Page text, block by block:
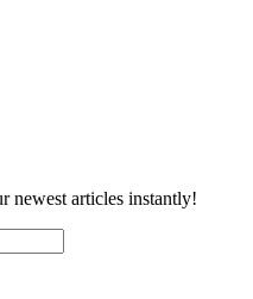
newest articles instantly!